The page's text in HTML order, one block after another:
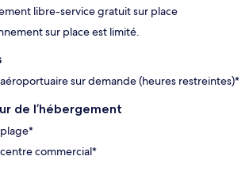
libre-service gratuit sur place
sur place est limité.
sur demande (heures restreintes)*
de l’hébergement
commercial*